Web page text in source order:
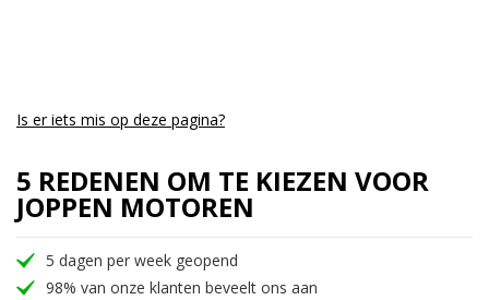
Is er iets mis op deze pagina?
5 REDENEN OM TE KIEZEN VOOR
JOPPEN MOTOREN
5 dagen per week geopend
98% van onze klanten beveelt ons aan